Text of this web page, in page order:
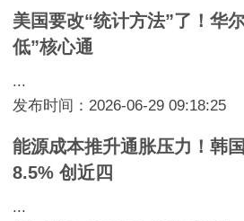
美国要改“统计方法”了！华
低”核心通
...
发布时间：2026-06-29 09:18:25
能源成本推升通胀压力！韩
8.5% 创近四
...